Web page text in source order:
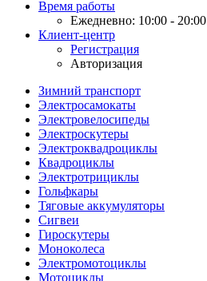
Время работы
Ежедневно: 10:00 - 20:00
Клиент-центр
Регистрация
Авторизация
Зимний транспорт
Электросамокаты
Электровелосипеды
Электроскутеры
Электроквадроциклы
Квадроциклы
Электротрициклы
Гольфкары
Тяговые аккумуляторы
Сигвеи
Гироскутеры
Моноколеса
Электромотоциклы
Мотоциклы